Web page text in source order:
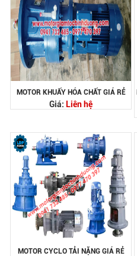
MOTOR KHUẤY HÓA CHẤT GIÁ RẺ
Giá: Liên hệ
MOTOR CYCLO TẢI NẶNG GIÁ RẺ